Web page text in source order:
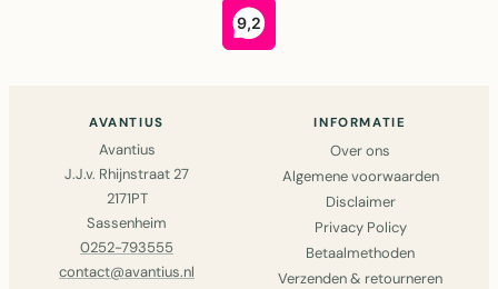
AVANTIUS
Avantius
J.J.v. Rhijnstraat 27
2171PT
Sassenheim
0252-793555
contact@avantius.nl
INFORMATIE
Over ons
Algemene voorwaarden
Disclaimer
Privacy Policy
Betaalmethoden
Verzenden & retourneren